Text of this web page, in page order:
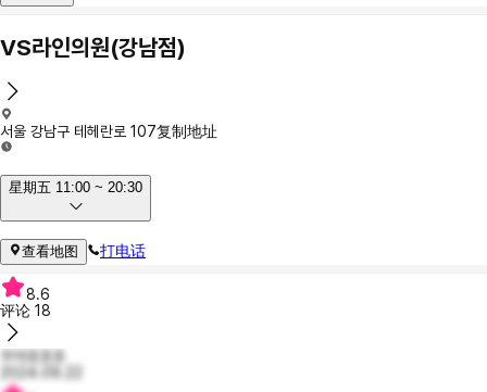
VS라인의원(강남점)
서울 강남구 테헤란로 107复制地址
星期五 11:00 ~ 20:30
查看地图 打电话
8.6
评论 18
무야호호호